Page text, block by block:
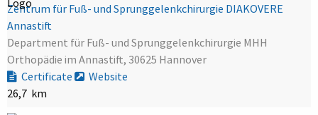
Zentrum für Fuß- und Sprunggelenkchirurgie DIAKOVERE
Annastift
Department für Fuß- und Sprunggelenkchirurgie MHH
Orthopädie im Annastift, 30625 Hannover
Certificate
Website
26,7 km